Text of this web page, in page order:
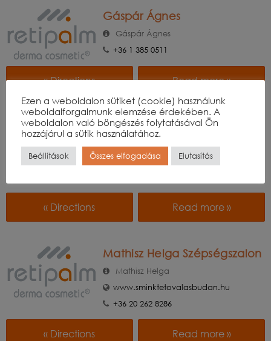
Gáspár Ágnes
Gáspár Ágnes
+36 1 385 0511
« Directions Read more »
Judit Beauty by Nagy Judit
Nagy Judit
http://www.juditbeauty.hu
« Directions Read more »
Mathisz Helga Szépségszalon
Mathisz Helga
www.sminktetovalasbudan.hu
+36 20 262 8286
« Directions Read more »
Ezen a weboldalon sütiket (cookie) használunk
weboldalforgalmunk elemzése érdekében. A
weboldalon való böngészés folytatásával Ön
hozzájárul a sütik használatához.
Beállítások Összes elfogadása Elutasítás